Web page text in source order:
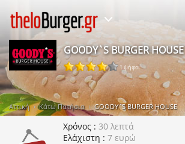
GOODY`S BURGER HOUSE
1 ψήφοι
Αττική Κάτω Πατήσια GOODY`S BURGER HOUSE
Χρόνος
30 λεπτά
Ελάχιστη
7 ευρώ